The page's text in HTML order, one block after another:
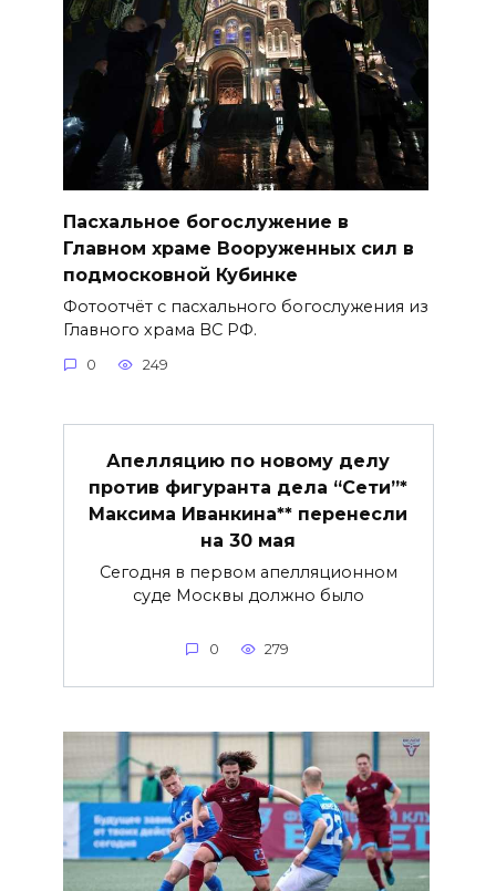
Пасхальное богослужение в
Главном храме Вооруженных сил в
подмосковной Кубинке
Фотоотчёт с пасхального богослужения из
Главного храма ВС РФ.
0 249
Апелляцию по новому делу
против фигуранта дела “Сети”*
Максима Иванкина** перенесли
на 30 мая
Сегодня в первом апелляционном
суде Москвы должно было
0 279